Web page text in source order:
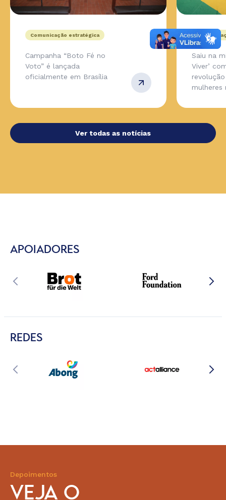
Comunicação estratégica
Campanha “Boto Fé no
Voto” é lançada
oficialmente em Brasília
Saiu na
Viver’
mulheres
Ver todas as notícias
APOIADORES
REDES
Depoimentos
VEJA O